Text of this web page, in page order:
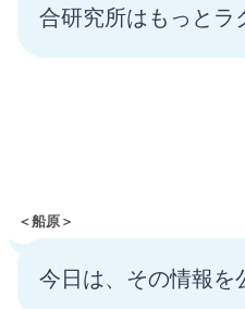
合研究所はもっとラ
＜船原＞
今日は、その情報を